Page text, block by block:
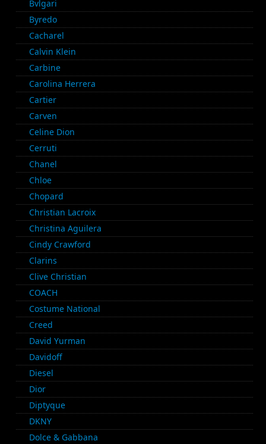
Bvlgari
Byredo
Cacharel
Calvin Klein
Carbine
Carolina Herrera
Cartier
Carven
Celine Dion
Cerruti
Chanel
Chloe
Chopard
Christian Lacroix
Christina Aguilera
Cindy Crawford
Clarins
Clive Christian
COACH
Costume National
Creed
David Yurman
Davidoff
Diesel
Dior
Diptyque
DKNY
Dolce & Gabbana